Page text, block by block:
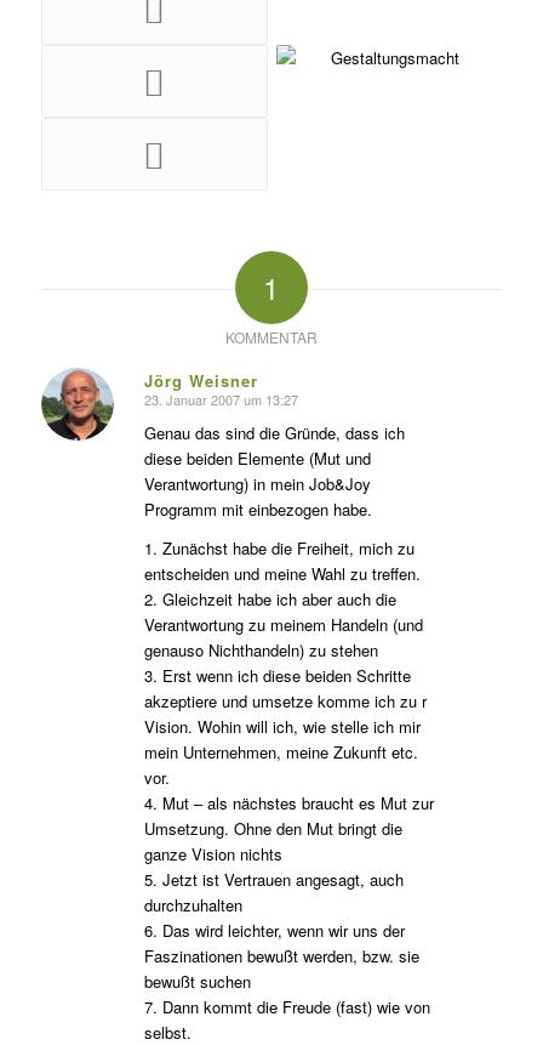
1
KOMMENTAR
Jörg Weisner
s
agte:
23. Januar 2007 um 13:27
Genau das sind die Gründe, dass ich
diese beiden Elemente (Mut und
Verantwortung) in mein Job&Joy
Programm mit einbezogen habe.
1. Zunächst habe die Freiheit, mich zu
entscheiden und meine Wahl zu treffen.
2. Gleichzeit habe ich aber auch die
Verantwortung zu meinem Handeln (und
genauso Nichthandeln) zu stehen
3. Erst wenn ich diese beiden Schritte
akzeptiere und umsetze komme ich zu r
Vision. Wohin will ich, wie stelle ich mir
mein Unternehmen, meine Zukunft etc.
vor.
4. Mut – als nächstes braucht es Mut zur
Umsetzung. Ohne den Mut bringt die
ganze Vision nichts
5. Jetzt ist Vertrauen angesagt, auch
durchzuhalten
6. Das wird leichter, wenn wir uns der
Faszinationen bewußt werden, bzw. sie
bewußt suchen
7. Dann kommt die Freude (fast) wie von
selbst.